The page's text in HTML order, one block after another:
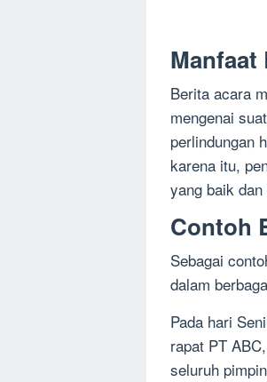
Manfaat
Berita acara
mengenai
perlindungan
karena itu,
yang baik dan
Contoh
Sebagai
dalam
Pada hari
rapat PT
seluruh